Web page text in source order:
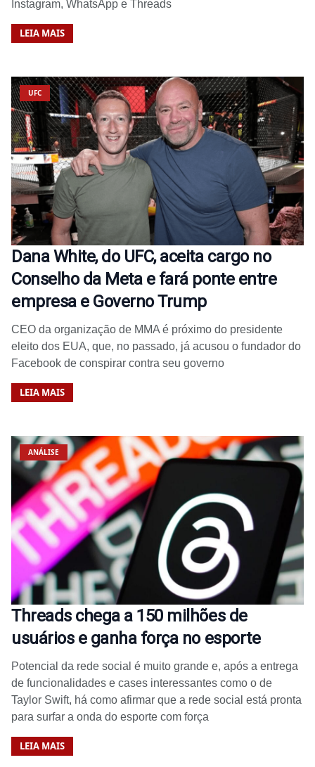
Instagram, WhatsApp e Threads
LEIA MAIS
UFC
Dana White, do UFC, aceita cargo no
Conselho da Meta e fará ponte entre
empresa e Governo Trump
CEO da organização de MMA é próximo do presidente
eleito dos EUA, que, no passado, já acusou o fundador do
Facebook de conspirar contra seu governo
LEIA MAIS
ANÁLISE
Threads chega a 150 milhões de
usuários e ganha força no esporte
Potencial da rede social é muito grande e, após a entrega
de funcionalidades e cases interessantes como o de
Taylor Swift, há como afirmar que a rede social está pronta
para surfar a onda do esporte com força
LEIA MAIS